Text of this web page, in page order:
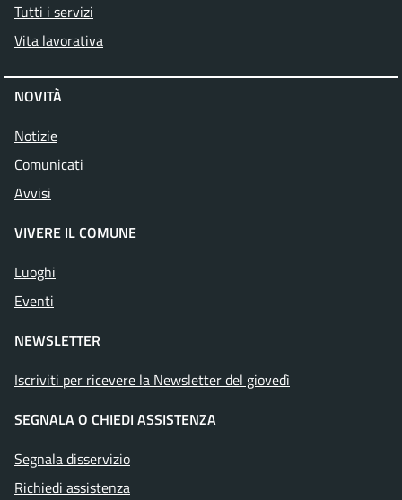
Tutti i servizi
Vita lavorativa
NOVITÀ
Notizie
Comunicati
Avvisi
VIVERE IL COMUNE
Luoghi
Eventi
NEWSLETTER
Iscriviti per ricevere la Newsletter del giovedì
SEGNALA O CHIEDI ASSISTENZA
Segnala disservizio
Richiedi assistenza